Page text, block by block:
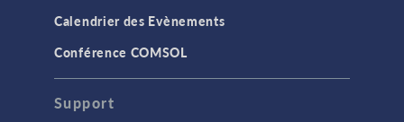
Calendrier des Evènements
Conférence COMSOL
Support